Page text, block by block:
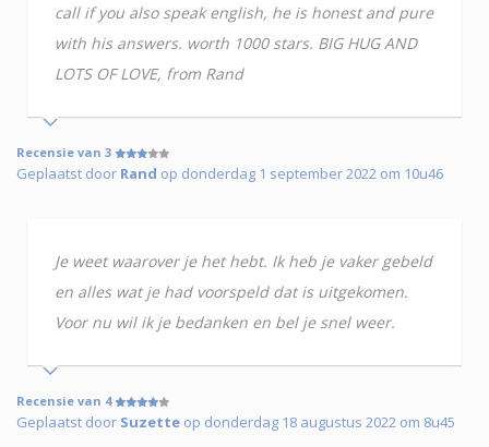
call if you also speak english, he is honest and pure
with his answers. worth 1000 stars. BIG HUG AND
LOTS OF LOVE, from Rand
Recensie van 3
Geplaatst door Rand op donderdag 1 september 2022 om 10u46
Je weet waarover je het hebt. Ik heb je vaker gebeld
en alles wat je had voorspeld dat is uitgekomen.
Voor nu wil ik je bedanken en bel je snel weer.
Recensie van 4
Geplaatst door Suzette op donderdag 18 augustus 2022 om 8u45